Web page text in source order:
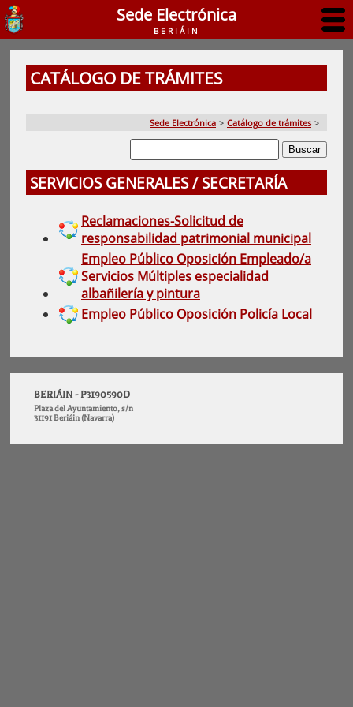
Sede Electrónica
BERIÁIN
CATÁLOGO DE TRÁMITES
Sede Electrónica > Catálogo de trámites >
SERVICIOS GENERALES / SECRETARÍA
Reclamaciones-Solicitud de
responsabilidad patrimonial municipal
Empleo Público Oposición Empleado/a
Servicios Múltiples especialidad
albañilería y pintura
Empleo Público Oposición Policía Local
BERIÁIN - P3190590D
Plaza del Ayuntamiento, s/n
31191 Beriáin (Navarra)